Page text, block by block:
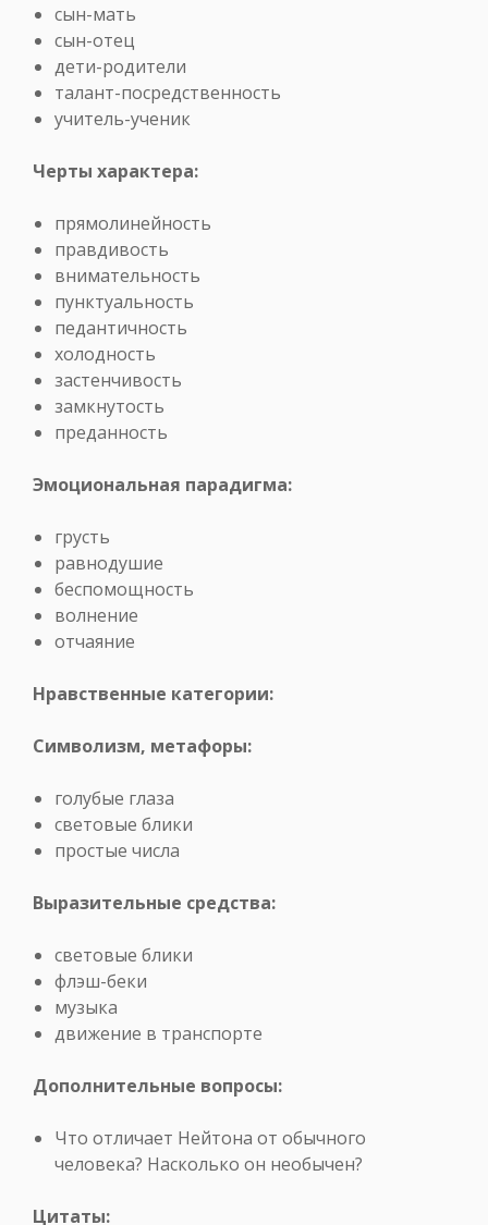
сын-мать
сын-отец
дети-родители
талант-посредственность
учитель-ученик
Черты характера:
прямолинейность
правдивость
внимательность
пунктуальность
педантичность
холодность
застенчивость
замкнутость
преданность
Эмоциональная парадигма:
грусть
равнодушие
беспомощность
волнение
отчаяние
Нравственные категории:
Символизм, метафоры:
голубые глаза
световые блики
простые числа
Выразительные средства:
световые блики
флэш-беки
музыка
движение в транспорте
Дополнительные вопросы:
Что отличает Нейтона от обычного
человека? Насколько он необычен?
Цитаты: